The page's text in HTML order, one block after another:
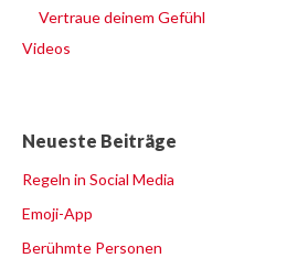
Vertraue deinem Gefühl
Videos
Neueste Beiträge
Regeln in Social Media
Emoji-App
Berühmte Personen